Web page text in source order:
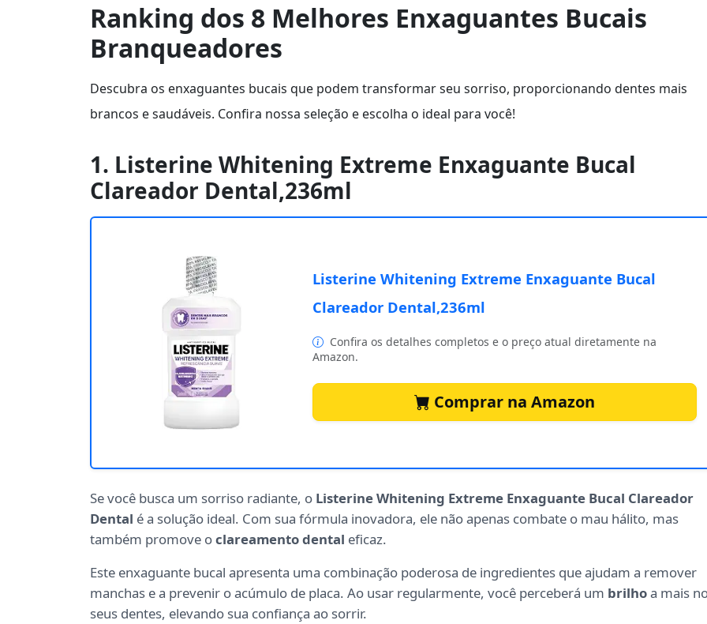
Ranking dos 8 Melhores Enxaguantes Bucais
Branqueadores
Descubra os enxaguantes bucais que podem transformar seu sorriso, proporcionando dentes mais
brancos e saudáveis. Confira nossa seleção e escolha o ideal para você!
1. Listerine Whitening Extreme Enxaguante Bucal
Clareador Dental,236ml
Listerine Whitening Extreme Enxaguante Bucal
Clareador Dental,236ml
Confira os detalhes completos e o preço atual diretamente na
Amazon.
Comprar na Amazon
Se você busca um sorriso radiante, o Listerine Whitening Extreme Enxaguante Bucal Clareador
Dental é a solução ideal. Com sua fórmula inovadora, ele não apenas combate o mau hálito, mas
também promove oclareamento dental eficaz.
Este enxaguante bucal apresenta uma combinação poderosa de ingredientes que ajudam a remover
manchas e a prevenir o acúmulo de placa. Ao usar regularmente, você perceberá um brilhoa mais
seus dentes, elevando sua confiança ao sorrir.